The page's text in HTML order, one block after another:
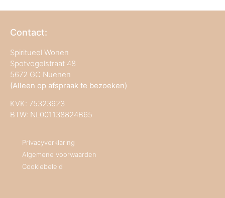
Contact:
Spiritueel Wonen
Spotvogelstraat 48
5672 GC Nuenen
(Alleen op afspraak te bezoeken)
KVK: 75323923
BTW: NL001138824B65
Privacyverklaring
Algemene voorwaarden
Cookiebeleid